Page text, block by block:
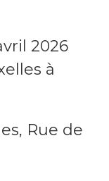
2026
à
Rue de